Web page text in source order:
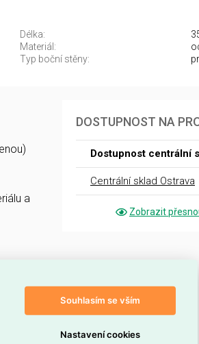
Délka:
Materiál:
Typ boční stěny:
a
DOSTUPNOST NA
Dostupnost centrální
Centrální sklad Ostrava
Zobrazit
Souhlasím se vším
Nastavení cookies